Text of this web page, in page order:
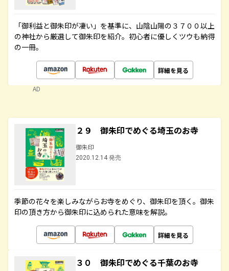
「御利益と御朱印が凄い」を基準に、山陰山陽の３７００以上
の神社から厳選して御朱印を紹介。初心者に優しくツウも納得
の一冊。
詳細を見る
AD
２９ 御朱印でめぐる埼玉のお寺
御朱印
2020.12.14 発売
季節の花々を楽しみながらお寺をめぐり、御朱印を頂く。御朱
印の頂き方から御朱印に込められた意味を解説。
詳細を見る
３０ 御朱印でめぐる千葉のお寺